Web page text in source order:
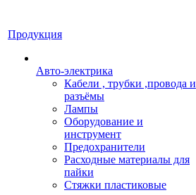
Продукция
Авто-электрика
Кабели , трубки ,провода и
разъёмы
Лампы
Оборудование и
инструмент
Предохранители
Расходные материалы для
пайки
Стяжки пластиковые